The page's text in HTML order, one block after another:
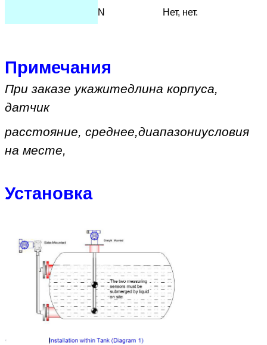
Оставьте сообщение
Мы скоро тебе перезвоним!
N
Нет, нет.
Примечания
При заказе укажитедлина корпуса,
датчик
расстояние, среднее,диапазониусловия
на месте,
Установка